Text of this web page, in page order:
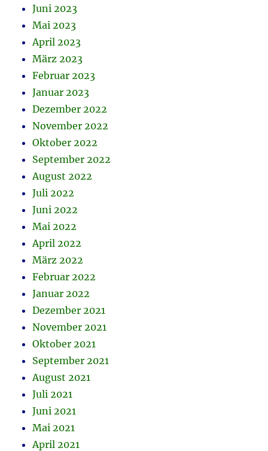
Juni 2023
Mai 2023
April 2023
März 2023
Februar 2023
Januar 2023
Dezember 2022
November 2022
Oktober 2022
September 2022
August 2022
Juli 2022
Juni 2022
Mai 2022
April 2022
März 2022
Februar 2022
Januar 2022
Dezember 2021
November 2021
Oktober 2021
September 2021
August 2021
Juli 2021
Juni 2021
Mai 2021
April 2021